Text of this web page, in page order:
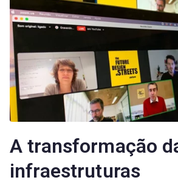
A transformação
infraestruturas